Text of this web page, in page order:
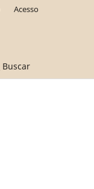
Buscar
Acesso